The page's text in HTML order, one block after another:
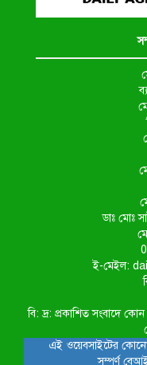
ডাঃ মোঃ
ই-মেইল:
বি: দ্র: প্রকাশিত সংবাদে
এই ওয়েবসাইটের কোনো
সম্পূর্ণ